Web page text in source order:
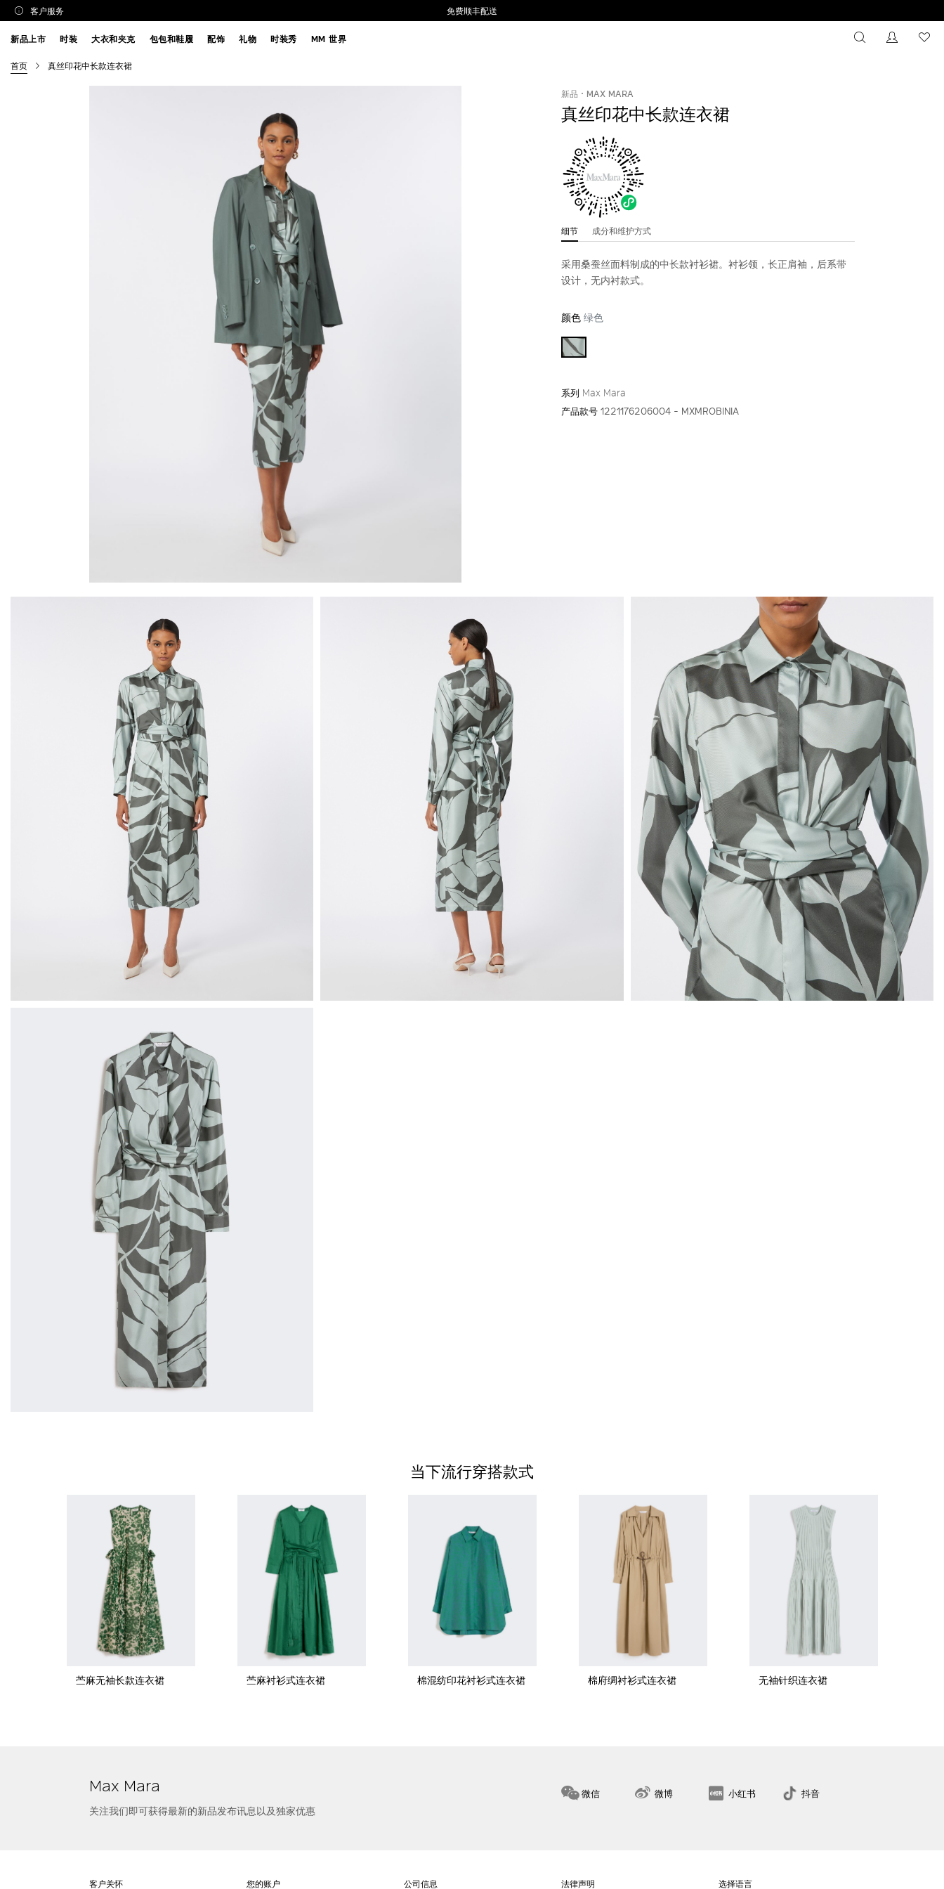
客户服务 免费顺丰配送
搜索 没有注
新品上市 时装 大衣和夹克 包包和鞋履 配饰 礼物 时装秀 MM 世界
首页 真丝印花中长款连衣裙
新品 MAX MARA
真丝印花中长款连衣裙
细节 成分和维护方式
采用桑蚕丝面料制成的中长款衬衫裙。衬衫领，长正肩袖，后系带
设计，无内衬款式。
颜色绿色
系列 Max Mara
产品款号1221176206004 - MXMROBINIA
当下流行穿搭款式
苎麻无袖长款连衣裙 苎麻衬衫式连衣裙 棉混纺印花衬衫式连衣裙 棉府绸衬衫式连衣裙 无袖针织连衣裙
34 42 44
Max Mara
关注我们即可获得最新的新品发布讯息以及独家优惠
微信 微博 小红书 抖音
客户关怀 您的账户 公司信息 法律声明 选择语言